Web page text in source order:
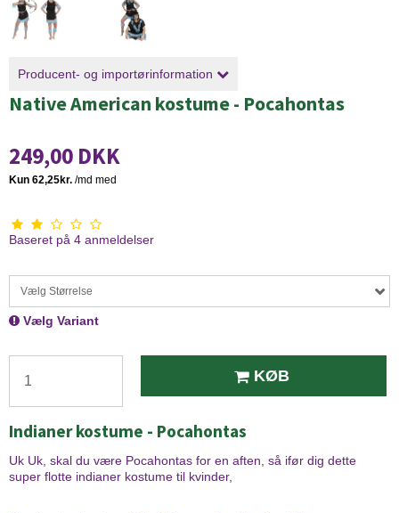
Producent- og importørinformation
Native American kostume - Pocahontas
249,00 DKK
Baseret på 4 anmeldelser
Vælg Størrelse
Vælg Variant
KØB
Indianer kostume - Pocahontas
Uk Uk, skal du være Pocahontas for en aften, så ifør dig dette
super flotte indianer kostume til kvinder,